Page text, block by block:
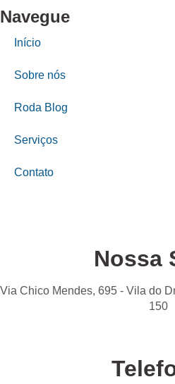
Navegue
Início
Sobre nós
Roda Blog
Serviços
Contato
Nossa
Via Chico Mendes, 695 - Vila do
150